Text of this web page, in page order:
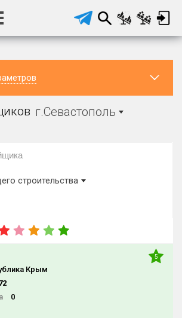
регионе
пункт
ввода
до
г.Севастополь
строительства
Крым
0
5